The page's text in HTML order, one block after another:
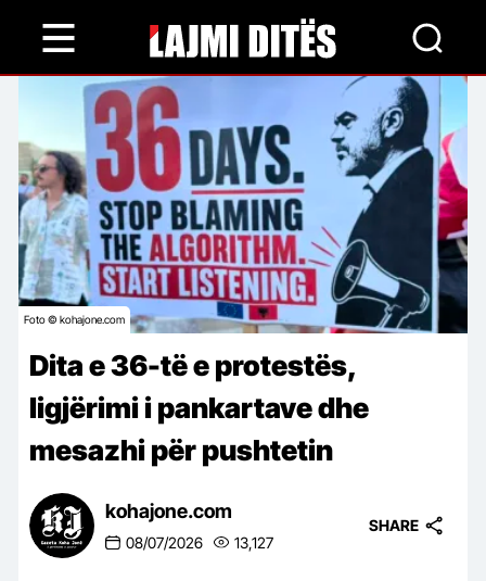
content
Foto © kohajone.com
Dita e 36-të e protestës,
ligjërimi i pankartave dhe
mesazhi për pushtetin
kohajone.com
08/07/2026 13,127
SHARE